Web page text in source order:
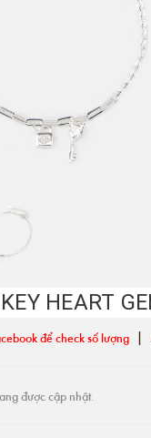
HEART
để check số lượng |
được cập nhật.